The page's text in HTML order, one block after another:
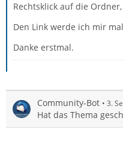
Rechtsklick auf die
Den Link werde ich mir
Danke erstmal.
Community-Bot 3.
Hat das Thema